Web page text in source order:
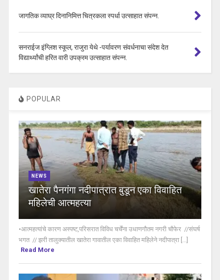
जागतिक व्याघ्र दिनानिमित्त चित्रकला स्पर्धा उत्साहात संपन्न.
सनराईज इंग्लिश स्कूल, राजुरा येथे -पर्यावरण संवर्धनाचा संदेश देत
विद्यार्थ्यांची हरित वारी उपक्रम उत्साहात संपन्न.
POPULAR
NEWS
खातेरा पैनगंगा नदीपात्रात बुडून एका विवाहित
महिलेची आत्महत्या
•आत्महत्यांचे कारण अस्पष्ट,परिसरात विविध चर्चेंना उधाणगौतम नगरी चौफेर //संघर्ष
भगत // झरी तालुक्यातील खातेरा गावातील एका विवाहित महिलेने नदीपात्रा [...]
Read More